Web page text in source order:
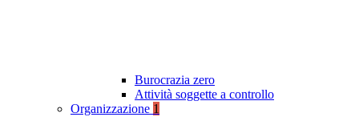
Burocrazia zero
Attività soggette a controllo
Organizzazione 1